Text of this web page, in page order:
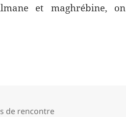
et maghrébine, on
de rencontre